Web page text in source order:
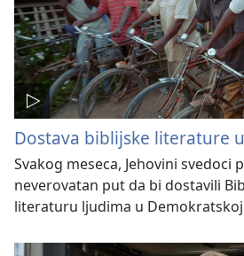
Dostava biblijske literature
Svakog meseca, Jehovini svedoci
neverovatan put da bi dostavili
literaturu ljudima u